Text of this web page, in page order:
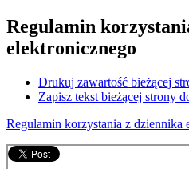
Regulamin
elektronicznego
Drukuj zawartość bieżącej
Zapisz tekst bieżącej strony
Regulamin korzystania z dziennika